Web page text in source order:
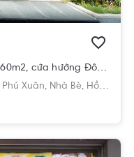
Shophouse Orchid Park diện tích 60m2, cửa hướng Đông Bắc.
Phú Xuân, Nhà Bè, Hồ Chí Minh